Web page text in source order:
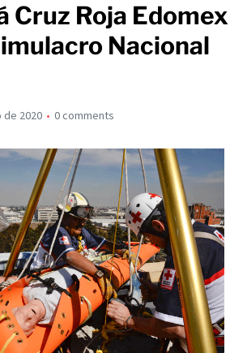
Cruz Roja Edomex
Nacional
de 2020 0 comments